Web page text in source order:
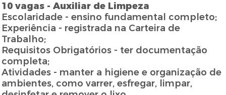
10 vagas - Auxiliar de Limpeza
Escolaridade - ensino fundamental completo;
Experiência - registrada na Carteira de
Trabalho;
Requisitos Obrigatórios - ter documentação
completa;
Atividades - manter a higiene e organização de
ambientes, como varrer, esfregar, limpar,